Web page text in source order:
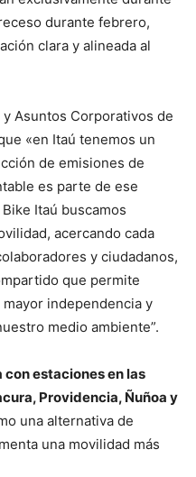
durante febrero,
clara y alineada al
Asuntos Corporativos de
«en Itaú tenemos un
de emisiones de
es parte de ese
Itaú buscamos
acercando cada
y ciudadanos,
que permite
independencia y
medio ambiente”.
con estaciones en las
Providencia, Ñuñoa y
una alternativa de
una movilidad más